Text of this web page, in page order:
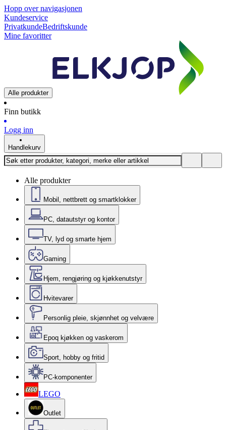
Hopp over navigasjonen
Kundeservice
PrivatkundeBedriftskunde
Mine favoritter
Alle produkter
Finn butikk
Logg inn
Handlekurv
Alle produkter
Mobil, nettbrett og smartklokker
PC, datautstyr og kontor
TV, lyd og smarte hjem
Gaming
Hjem, rengjøring og kjøkkenutstyr
Hvitevarer
Personlig pleie, skjønnhet og velvære
Epoq kjøkken og vaskerom
Sport, hobby og fritid
PC-komponenter
LEGO
Outlet